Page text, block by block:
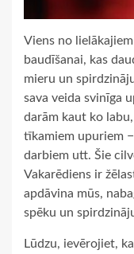
Viens no
baudīšanai, kas
mieru un
sava veida svinīga
darām kaut ko
tīkamiem upuriem
darbiem utt. Šie
Vakarēdiens ir
apdāvina mūs,
spēku un
Lūdzu, ievērojiet,